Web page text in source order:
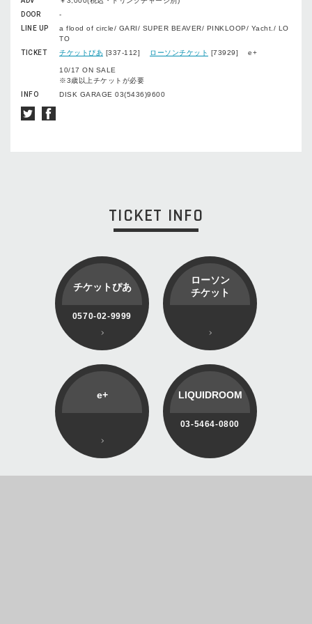
DOOR
-
LINE UP
a flood of circle/ GARI/ SUPER BEAVER/ PINKLOOP/ Yacht./ LO
TO
TICKET
チケットぴあ [337-112] ローソンチケット [73929] e+
10/17 ON SALE
※3歳以上チケットが必要
INFO
DISK GARAGE 03(5436)9600
TICKET INFO
チケットぴあ
0570-02-9999
ローソン
チケット
e+ LIQUIDROOM
03-5464-0800